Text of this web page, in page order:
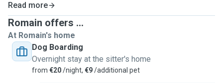
Read more
Romain offers ...
At Romain's home
Dog Boarding
Overnight stay at the sitter's home
from €20/night, €9/additional pet